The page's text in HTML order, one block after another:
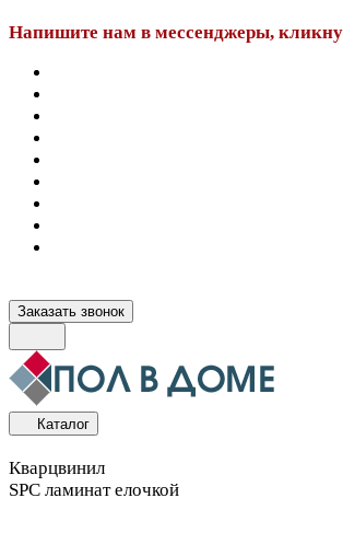
Напишите нам в мессенджеры,
Заказать звонок
Каталог
Кварцвинил
SPC ламинат елочкой